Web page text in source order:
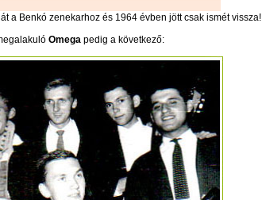
a Benkó zenekarhoz és 1964 évben jött csak ismét vissza!
Omegapedig a következő: